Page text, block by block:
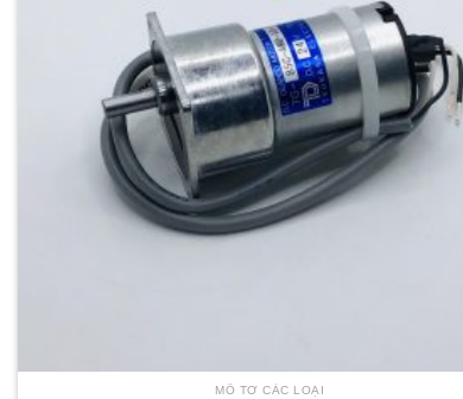
MÔ TƠ CÁC LOẠI